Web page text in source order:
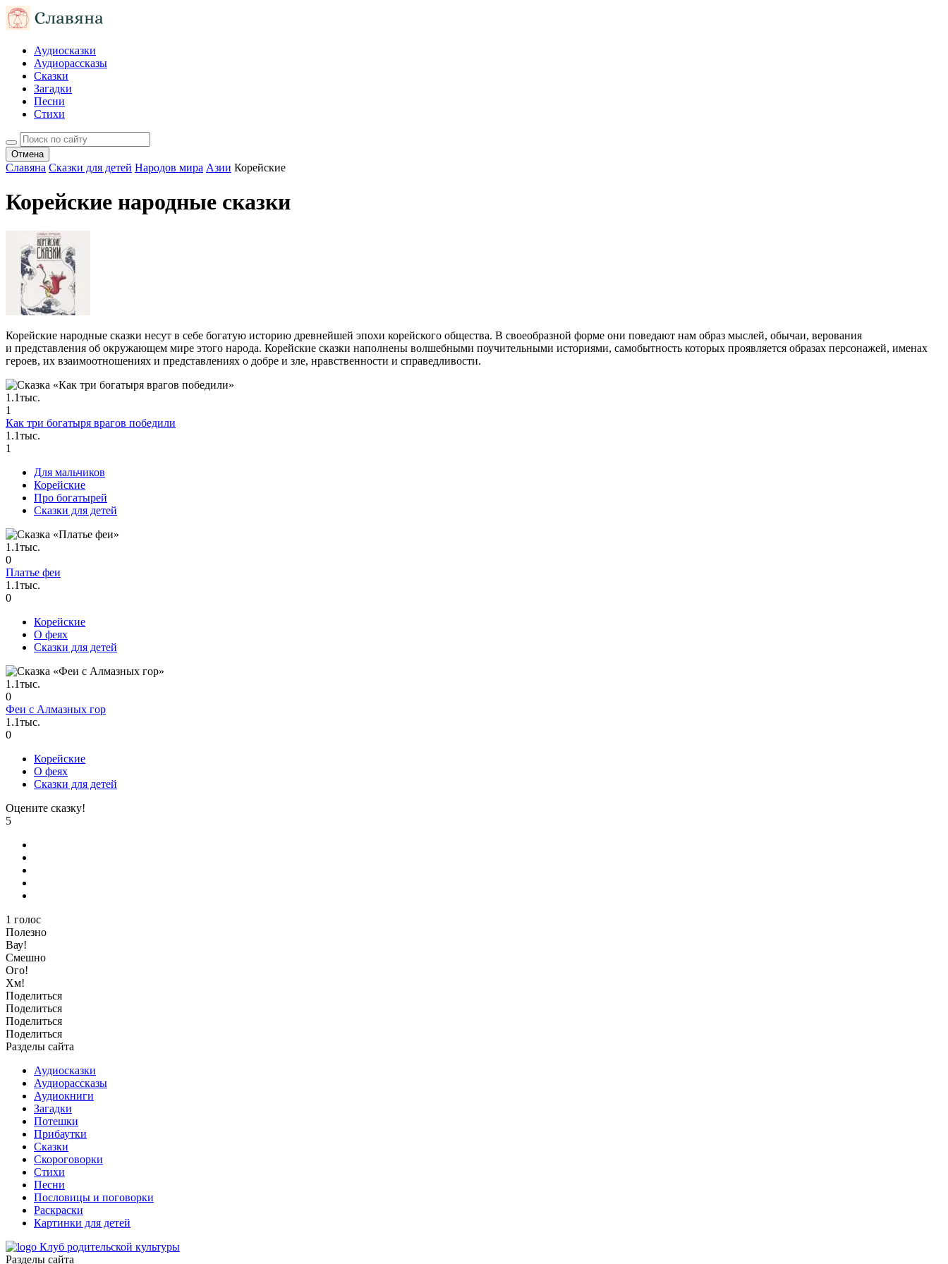
Аудиосказки
Аудиорассказы
Сказки
Загадки
Песни
Стихи
Отмена
Славяна Сказки для детей Народов мира Азии Корейские
Корейские народные сказки
Корейские народные сказки несут в себе богатую историю древнейшей эпохи корейского общества. В своеобразной форме они поведают нам образ мыслей, обычаи, верования
и представления об окружающем мире этого народа. Корейские сказки наполнены волшебными поучительными историями, самобытность которых проявляется образах персонажей, именах
героев, их взаимоотношениях и представлениях о добре и зле, нравственности и справедливости.
1.1тыс.
1
Как три богатыря врагов победили
1.1тыс.
1
Для мальчиков
Корейские
Про богатырей
Сказки для детей
1.1тыс.
0
Платье феи
1.1тыс.
0
Корейские
О феях
Сказки для детей
1.1тыс.
0
Феи с Алмазных гор
1.1тыс.
0
Корейские
О феях
Сказки для детей
Оцените сказку!
5
1 голос
Полезно
Вау!
Смешно
Ого!
Хм!
Поделиться
Поделиться
Поделиться
Поделиться
Разделы сайта
Аудиосказки
Аудиорассказы
Аудиокниги
Загадки
Потешки
Прибаутки
Сказки
Скороговорки
Стихи
Песни
Пословицы и поговорки
Раскраски
Картинки для детей
Клуб родительской культуры
Разделы сайта